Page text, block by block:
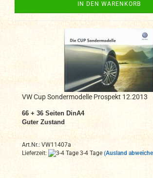
IN DEN WARENKORB
VW Cup Sondermodelle Prospekt 12.2013
66 + 36 Seiten DinA4
Guter Zustand
Art.Nr.: VW11407a
Lieferzeit:
3-4 Tage (Ausland